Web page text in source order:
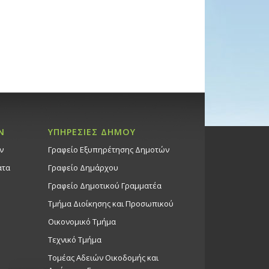
ΥΠΗΡΕΣΙΕΣ ΔΗΜΟΥ
Γραφείο Εξυπηρέτησης Δημοτών
Γραφείο Δημάρχου
Γραφείο Δημοτικού Γραμματέα
Τμήμα Διοίκησης και Προσωπικού
Οικονομικό Τμήμα
Τεχνικό Τμήμα
Τομέας Αδειών Οικοδομής και